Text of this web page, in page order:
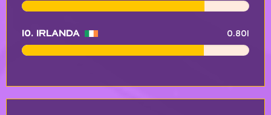
10. Irlanda 0.801